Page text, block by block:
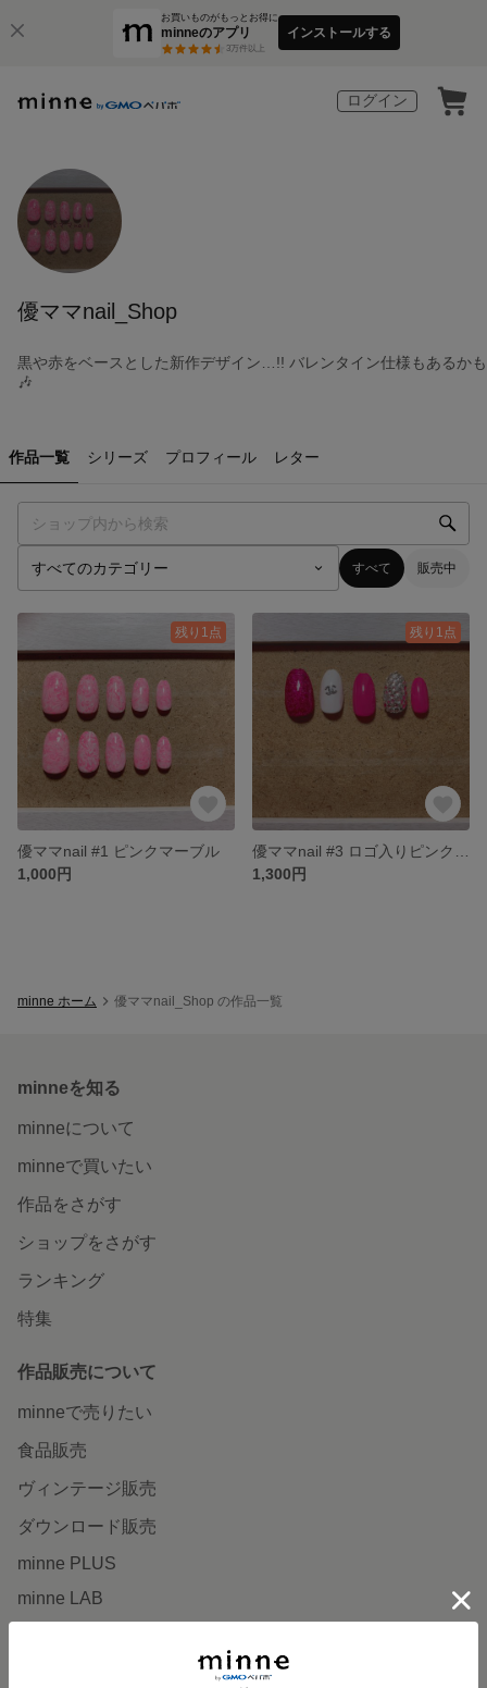
お買いものがもっとお得に
minneのアプリ
3万件以上
インストールする
ログイン
優ママnail_Shop
黒や赤をベースとした新作デザイン…!! バレンタイン仕様もあるかも
🎶
作品一覧 シリーズ プロフィール レター
すべて 販売中
残り1点
優ママnail #1 ピンクマーブル
1,000円
残り1点
1,300円
minne ホーム 優ママnail_Shop の作品一覧
minneを知る
minneについて
minneで買いたい
作品をさがす
ショップをさがす
ランキング
特集
作品販売について
minneで売りたい
食品販売
ヴィンテージ販売
ダウンロード販売
minne PLUS
minne LAB